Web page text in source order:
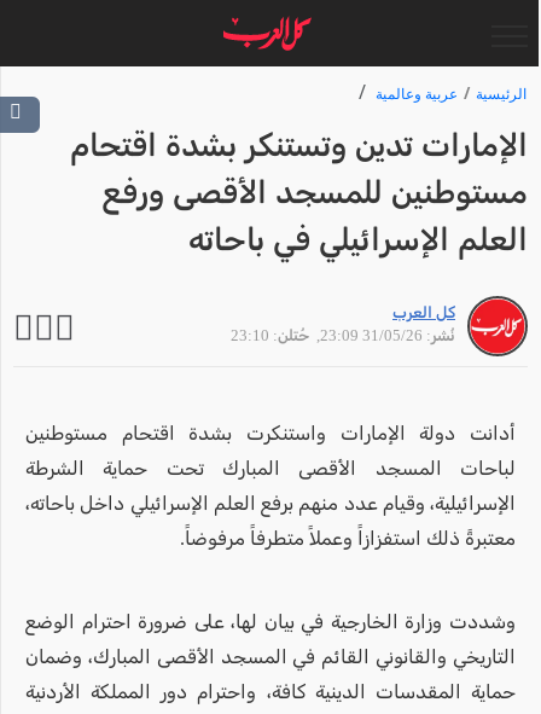
الرئيسية عربية وعالمية
الإمارات تدين وتستنكر بشدة اقتحام
مستوطنين للمسجد الأقصى ورفع
العلم الإسرائيلي في باحاته
كل العرب
نُشر: 31/05/26 23:09
, حُتلن: 23:10
أدانت دولة الإمارات واستنكرت بشدة اقتحام مستوطنين
لباحات المسجد الأقصى المبارك تحت حماية الشرطة
الإسرائيلية، وقيام عدد منهم برفع العلم الإسرائيلي داخل باحاته،
معتبرةً ذلك استفزازاً وعملاً متطرفاً مرفوضاً.
وشددت وزارة الخارجية في بيان لها، على ضرورة احترام الوضع
التاريخي والقانوني القائم في المسجد الأقصى المبارك، وضمان
حماية المقدسات الدينية كافة، واحترام دور المملكة الأردنية